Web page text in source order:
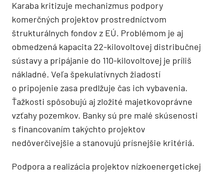
Karaba kritizuje mechanizmus podpory
komerčných projektov prostredníctvom
štrukturálnych fondov z EÚ. Problémom je aj
obmedzená kapacita 22-kilovoltovej distribučnej
sústavy a pripájanie do 110-kilovoltovej je príliš
nákladné. Veľa špekulatívnych žiadostí
o pripojenie zasa predlžuje čas ich vybavenia.
Ťažkosti spôsobujú aj zložité majetkovoprávne
vzťahy pozemkov. Banky sú pre malé skúsenosti
s financovaním takýchto projektov
nedôverčivejšie a stanovujú prísnejšie kritériá.
Podpora a realizácia projektov nízkoenergetickej